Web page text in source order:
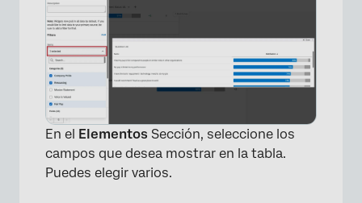
×
En el Elementos Sección, seleccione los
campos que desea mostrar en la tabla.
Puedes elegir varios.